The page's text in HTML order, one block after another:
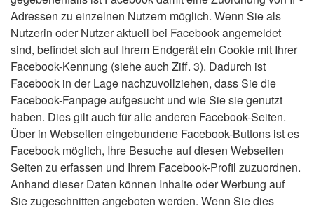
Adressen zu einzelnen Nutzern möglich. Wenn Sie als
Nutzerin oder Nutzer aktuell bei Facebook angemeldet
sind, befindet sich auf Ihrem Endgerät ein Cookie mit Ihrer
Facebook-Kennung (siehe auch Ziff. 3). Dadurch ist
Facebook in der Lage nachzuvollziehen, dass Sie die
Facebook-Fanpage aufgesucht und wie Sie sie genutzt
haben. Dies gilt auch für alle anderen Facebook-Seiten.
Über in Webseiten eingebundene Facebook-Buttons ist es
Facebook möglich, Ihre Besuche auf diesen Webseiten
Seiten zu erfassen und Ihrem Facebook-Profil zuzuordnen.
Anhand dieser Daten können Inhalte oder Werbung auf
Sie zugeschnitten angeboten werden. Wenn Sie dies